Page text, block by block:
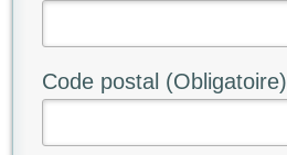
Code postal (Obligatoire)